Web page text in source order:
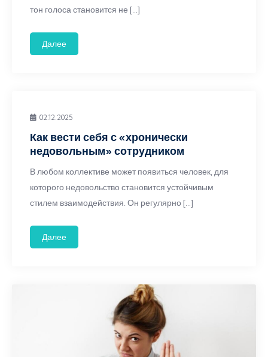
тон голоса становится не […]
Далее
02.12.2025
Как вести себя с «хронически
недовольным» сотрудником
В любом коллективе может появиться человек, для
которого недовольство становится устойчивым
стилем взаимодействия. Он регулярно […]
Далее